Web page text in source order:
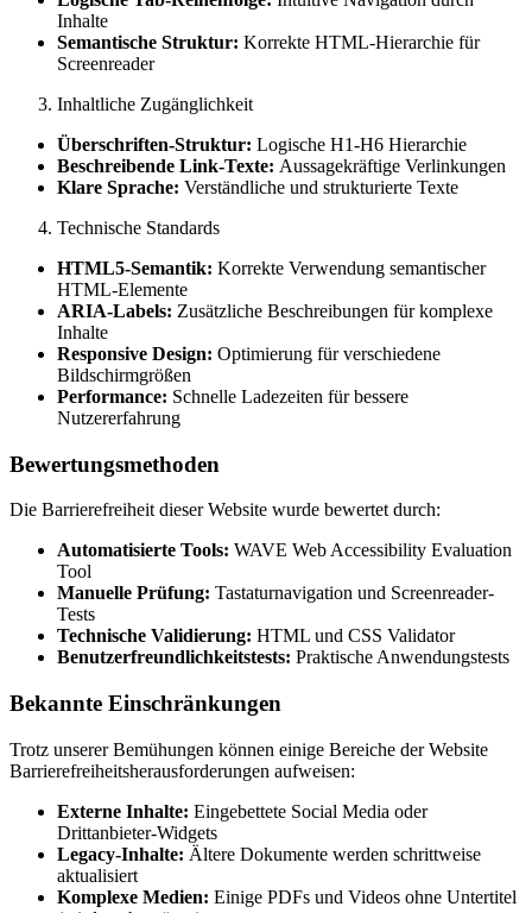
Inhalte
Semantische Struktur: Korrekte HTML-Hierarchie für
Screenreader
Inhaltliche Zugänglichkeit
Überschriften-Struktur: Logische H1-H6 Hierarchie
Beschreibende Link-Texte: Aussagekräftige Verlinkungen
Klare Sprache: Verständliche und strukturierte Texte
Technische Standards
HTML5-Semantik: Korrekte Verwendung semantischer
HTML-Elemente
ARIA-Labels: Zusätzliche Beschreibungen für komplexe
Inhalte
Responsive Design: Optimierung für verschiedene
Bildschirmgrößen
Performance: Schnelle Ladezeiten für bessere
Nutzererfahrung
Bewertungsmethoden
Die Barrierefreiheit dieser Website wurde bewertet durch:
Automatisierte Tools: WAVE Web Accessibility Evaluation
Tool
Manuelle Prüfung: Tastaturnavigation und Screenreader-
Tests
Technische Validierung: HTML und CSS Validator
Benutzerfreundlichkeitstests: Praktische Anwendungstests
Bekannte Einschränkungen
Trotz unserer Bemühungen können einige Bereiche der Website
Barrierefreiheitsherausforderungen aufweisen:
Externe Inhalte: Eingebettete Social Media oder
Drittanbieter-Widgets
Legacy-Inhalte: Ältere Dokumente werden schrittweise
aktualisiert
Komplexe Medien: Einige PDFs und Videos ohne Untertitel